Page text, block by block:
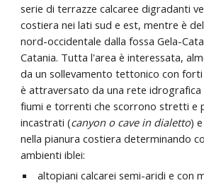
serie di terrazze calcaree digradanti
costiera nei lati sud e est, mentre è
nord-occidentale dalla fossa Gela-
Catania. Tutta l'area è interessata,
da un sollevamento tettonico con
è attraversato da una rete
fiumi e torrenti che scorrono stretti e
incastrati (canyon o cave in dialetto)
nella pianura costiera determinando
ambienti iblei:
altopiani calcarei semi-aridi e con